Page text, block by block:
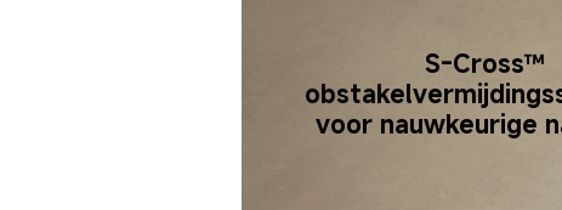
S-Cross™
voor nauwkeurige